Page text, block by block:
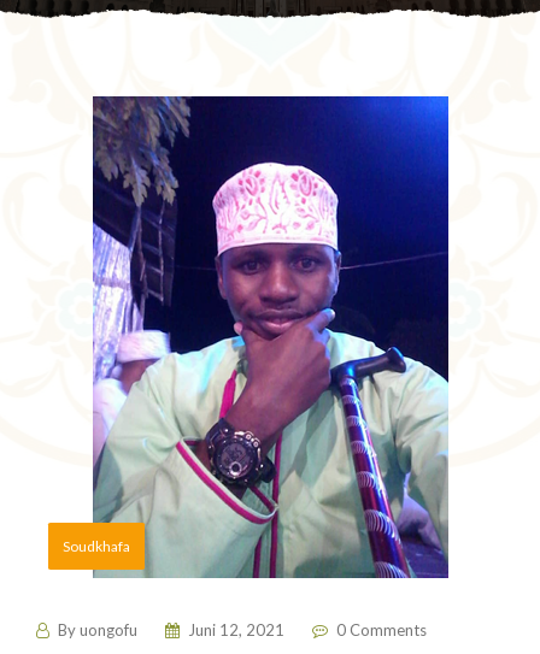
Soudkhafa
Byuongofu Juni 12, 2021 0 Comments